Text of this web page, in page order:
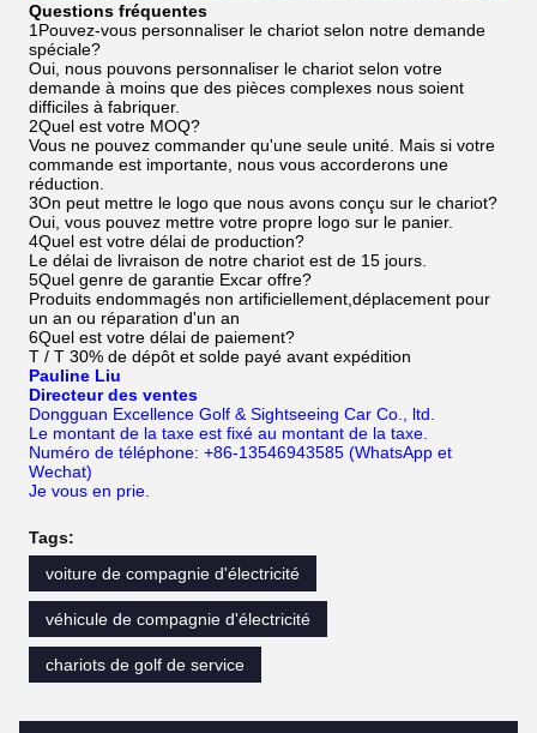
Questions fréquentes
1Pouvez-vous personnaliser le chariot selon notre demande
spéciale?
Oui, nous pouvons personnaliser le chariot selon votre
demande à moins que des pièces complexes nous soient
difficiles à fabriquer.
2Quel est votre MOQ?
Vous ne pouvez commander qu'une seule unité. Mais si votre
commande est importante, nous vous accorderons une
réduction.
3On peut mettre le logo que nous avons conçu sur le chariot?
Oui, vous pouvez mettre votre propre logo sur le panier.
4Quel est votre délai de production?
Le délai de livraison de notre chariot est de 15 jours.
5Quel genre de garantie Excar offre?
Produits endommagés non artificiellement,déplacement pour
un an ou réparation d'un an
6Quel est votre délai de paiement?
T / T 30% de dépôt et solde payé avant expédition
Pauline Liu
Directeur des ventes
Dongguan Excellence Golf & Sightseeing Car Co., ltd.
Le montant de la taxe est fixé au montant de la taxe.
Numéro de téléphone: +86-13546943585 (WhatsApp et
Wechat)
Je vous en prie.
Tags:
voiture de compagnie d'électricité
véhicule de compagnie d'électricité
chariots de golf de service